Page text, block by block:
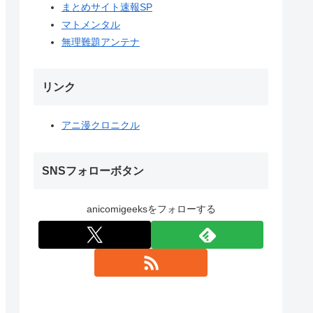
まとめサイト速報SP
マトメンタル
無理難題アンテナ
リンク
アニ漫クロニクル
SNSフォローボタン
anicomigeeksをフォローする